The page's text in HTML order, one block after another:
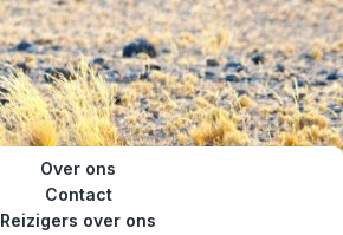
Over ons
Contact
Reizigers over ons